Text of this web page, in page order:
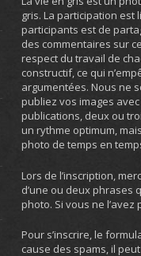
gris. La participation est
participants est de
des commentaires sur
respect du travail de
constructif, ce qui
argumentées. Nous ne
publiez vos images
publications, deux ou
un rythme optimum,
photo de temps en
Lors de l’inscription,
d’une ou deux phrases
photo. Si vous ne
Pour s’inscrire, le
cause des spams, il